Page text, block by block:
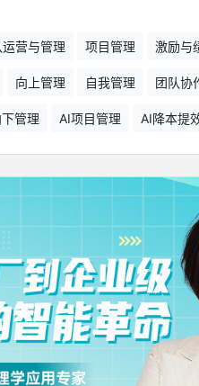
运营与管理 项目管理 激励与
向上管理 自我管理 团队协
管理 AI项目管理 AI降本提